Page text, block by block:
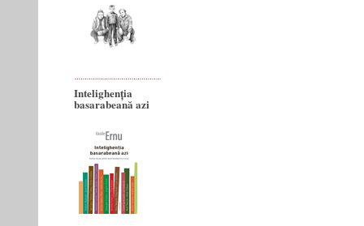
Intelighenția
basarabeană azi